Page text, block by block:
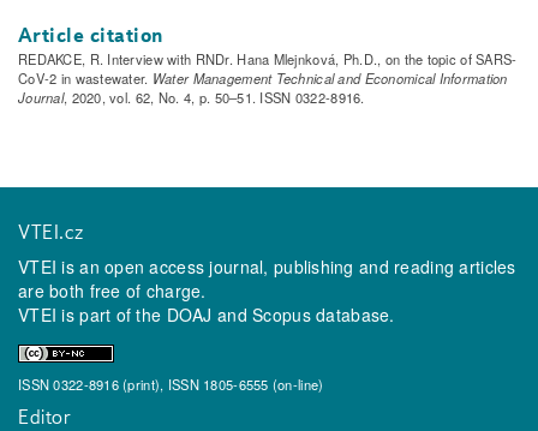
Article citation
REDAKCE, R. Interview with RNDr. Hana Mlejnková, Ph.D., on the topic of SARS-
CoV-2 in wastewater. Water Management Technical and Economical Information
Journal, 2020, vol. 62, No. 4, p. 50–51. ISSN 0322-8916.
VTEI.cz
VTEI is an open access journal, publishing and reading articles
are both free of charge.
VTEI is part of the DOAJ andScopusdatabase.
ISSN 0322-8916 (print), ISSN 1805-6555 (on-line)
Editor